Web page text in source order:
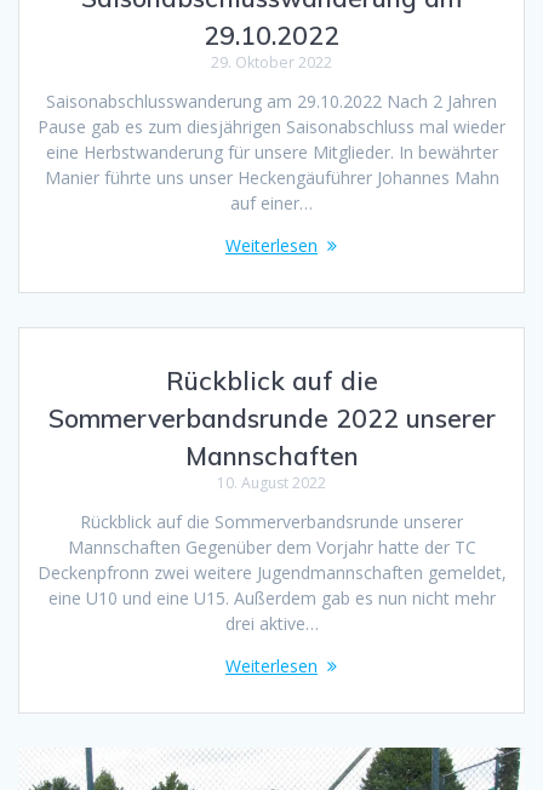
29.10.2022
29. Oktober 2022
Saisonabschlusswanderung am 29.10.2022 Nach 2 Jahren
Pause gab es zum diesjährigen Saisonabschluss mal wieder
eine Herbstwanderung für unsere Mitglieder. In bewährter
Manier führte uns unser Heckengäuführer Johannes Mahn
auf einer…
Weiterlesen
Rückblick auf die
Sommerverbandsrunde 2022 unserer
Mannschaften
10. August 2022
Rückblick auf die Sommerverbandsrunde unserer
Mannschaften Gegenüber dem Vorjahr hatte der TC
Deckenpfronn zwei weitere Jugendmannschaften gemeldet,
eine U10 und eine U15. Außerdem gab es nun nicht mehr
drei aktive…
Weiterlesen